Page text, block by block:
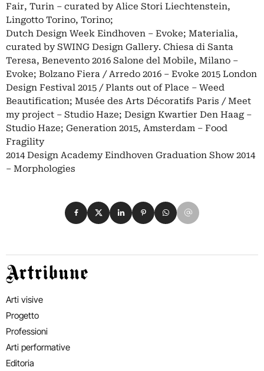
Fair, Turin – curated by Alice Stori Liechtenstein,
Lingotto Torino, Torino;
Dutch Design Week Eindhoven – Evoke; Materialia,
curated by SWING Design Gallery. Chiesa di Santa
Teresa, Benevento 2016 Salone del Mobile, Milano –
Evoke; Bolzano Fiera / Arredo 2016 – Evoke 2015 London
Design Festival 2015 / Plants out of Place – Weed
Beautification; Musée des Arts Décoratifs Paris / Meet
my project – Studio Haze; Design Kwartier Den Haag –
Studio Haze; Generation 2015, Amsterdam – Food
Fragility
2014 Design Academy Eindhoven Graduation Show 2014
– Morphologies
Condividi su Facebook
Condividi su X
Condividi su LinkedIn
Condividi su Pinterest
Condividi su WhatsApp
Condividi su Email
Artribune
Arti visive
Progetto
Professioni
Arti performative
Editoria